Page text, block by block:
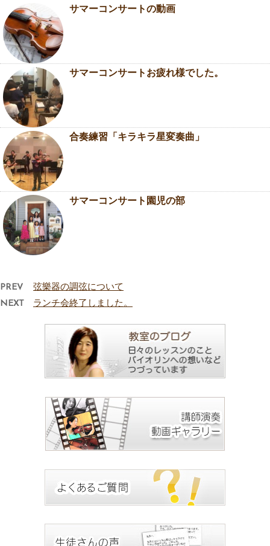
サマーコンサートの動画
サマーコンサートお疲れ様でした。
合奏練習「キラキラ星変奏曲」
サマーコンサート園児の部
PREV
弦樂器の調弦について
NEXT
ランチ会終了しました。